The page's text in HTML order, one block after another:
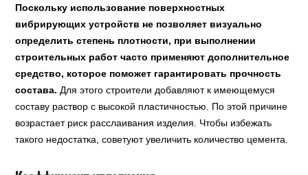
Поскольку использование поверхностных
вибрирующих устройств не позволяет визуально
определить степень плотности, при выполнении
строительных работ часто применяют дополнительное
средство, которое поможет гарантировать прочность
состава. Для этого строители добавляют к имеющемуся
составу раствор с высокой пластичностью. По этой причине
возрастает риск расслаивания изделия. Чтобы избежать
такого недостатка, советуют увеличить количество цемента.